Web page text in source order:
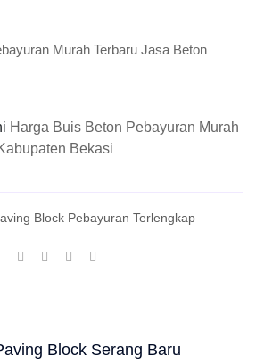
Murah Terbaru Jasa Beton
Harga Buis Beton Pebayuran Murah
Bekasi
Block Pebayuran Terlengkap
Block Serang Baru